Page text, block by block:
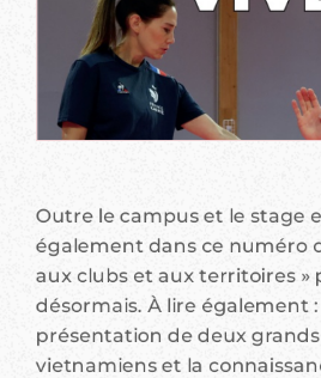
Outre le campus et le stage
également dans ce numéro
aux clubs et aux territoires
désormais. À lire également
présentation de deux
vietnamiens et la